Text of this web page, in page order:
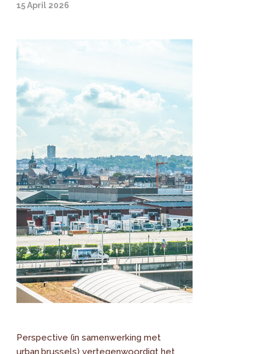
15 April 2026
Perspective (in samenwerking met
urban.brussels) vertegenwoordigt het